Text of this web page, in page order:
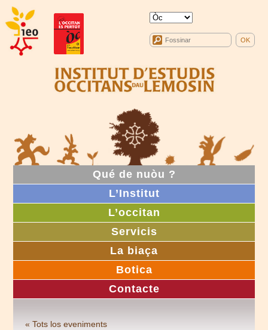
Qué de nuòu ?
L’Institut
L’occitan
Servicis
La biaça
Botica
Contacte
« Tots los eveniments